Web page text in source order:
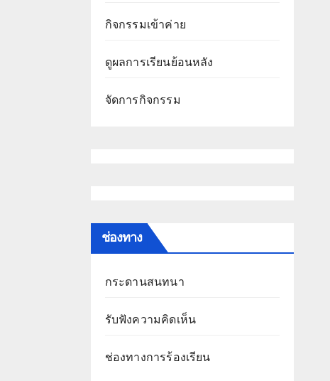
กิจกรรมเข้าค่าย
ดูผลการเรียนย้อนหลัง
จัดการกิจกรรม
ช่องทาง
กระดานสนทนา
รับฟังความคิดเห็น
ช่องทางการร้องเรียน